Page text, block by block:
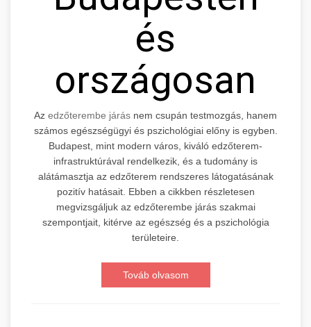
és
országosan
Az edzőterembe járás nem csupán testmozgás, hanem
számos egészségügyi és pszichológiai előny is egyben.
Budapest, mint modern város, kiváló edzőterem-
infrastruktúrával rendelkezik, és a tudomány is
alátámasztja az edzőterem rendszeres látogatásának
pozitív hatásait. Ebben a cikkben részletesen
megvizsgáljuk az edzőterembe járás szakmai
szempontjait, kitérve az egészség és a pszichológia
területeire.
Továb olvasom